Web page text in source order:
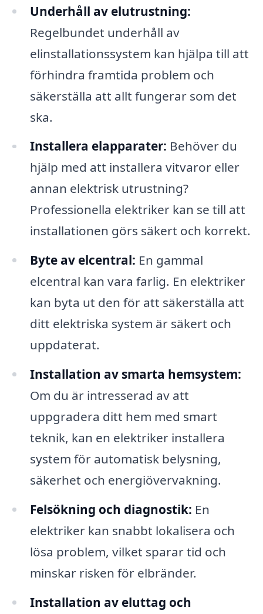
Underhåll av elutrustning:
Regelbundet underhåll av
elinstallationssystem kan hjälpa till att
förhindra framtida problem och
säkerställa att allt fungerar som det
ska.
Installera elapparater: Behöver du
hjälp med att installera vitvaror eller
annan elektrisk utrustning?
Professionella elektriker kan se till att
installationen görs säkert och korrekt.
Byte av elcentral: En gammal
elcentral kan vara farlig. En elektriker
kan byta ut den för att säkerställa att
ditt elektriska system är säkert och
uppdaterat.
Installation av smarta hemsystem:
Om du är intresserad av att
uppgradera ditt hem med smart
teknik, kan en elektriker installera
system för automatisk belysning,
säkerhet och energiövervakning.
Felsökning och diagnostik: En
elektriker kan snabbt lokalisera och
lösa problem, vilket sparar tid och
minskar risken för elbränder.
Installation av eluttag och